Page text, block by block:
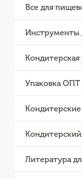
Все для
Инструменты
Кондитерская
Упаковка ОПТ
Литература